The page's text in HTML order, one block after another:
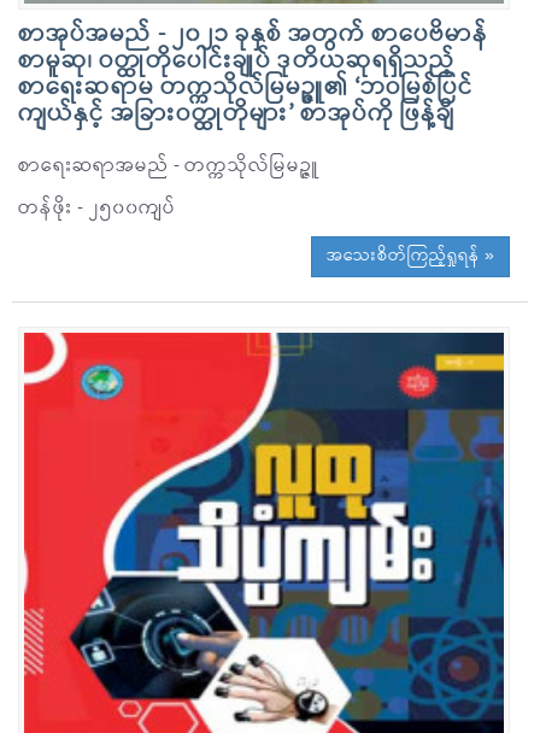
စာအုပ်အမည် - ၂၀၂၁ ခုနှစ် အတွက် စာပေဗိမာန်
စာမူဆု၊ ဝတ္ထုတိုပေါင်းချုပ် ဒုတိယဆုရရှိသည့်
စာရေးဆရာမ တက္ကသိုလ်မြမဉ္ဇူ၏ ‘ဘဝမြစ်ပြင်
ကျယ်နှင့် အခြားဝတ္ထုတိုများ’ စာအုပ်ကို ဖြန့်ချိ
စာရေးဆရာအမည် - တက္ကသိုလ်မြမဉ္ဇူ
တန်ဖိုး - ၂၅၀၀ကျပ်
အသေးစိတ်ကြည့်ရှုရန် »